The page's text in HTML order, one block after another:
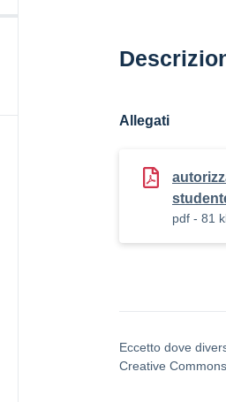
Allegati
pdf - 81
Eccetto dove
Creative